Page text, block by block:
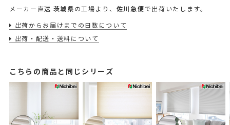
メーカー直送 茨城県 の工場より、 佐川急便で出荷いたします。
出荷からお届けまでの日数について
出荷・配送・送料について
こちらの商品と同じシリーズ